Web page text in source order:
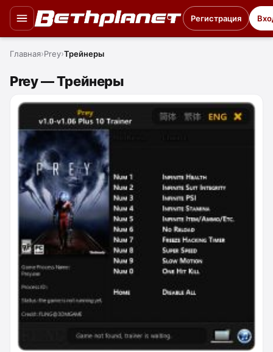
Регистрация
Главная Prey Трейнеры
Prey — Трейнеры